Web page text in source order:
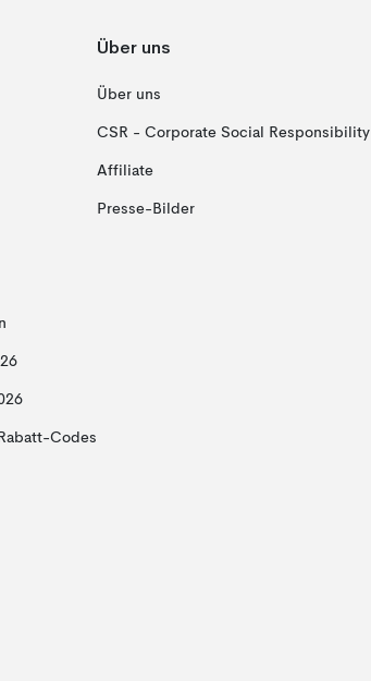
Codes
Über uns
Über uns
CSR - Corporate Social Responsibility
Affiliate
Presse-Bilder